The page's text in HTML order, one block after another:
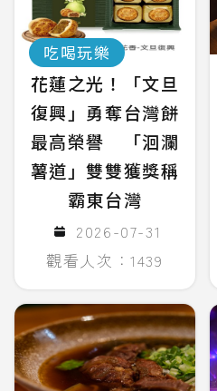
吃喝玩樂
花蓮之光！「文旦
復興」勇奪台灣餅
最高榮譽 「洄瀾
薯道」雙雙獲獎稱
霸東台灣
2026-07-31
觀看人次：1439